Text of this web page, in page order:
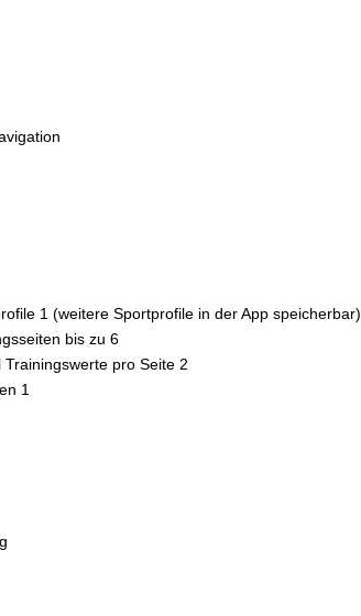
1 (weitere Sportprofile in der App speicherbar)
bis zu 6
Trainingswerte pro Seite 2
1